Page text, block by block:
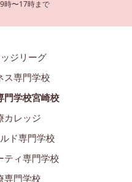
時〜17時まで
ジリーグ
ス専門学校
門学校宮崎校
カレッジ
ド専門学校
ティ専門学校
専門学校